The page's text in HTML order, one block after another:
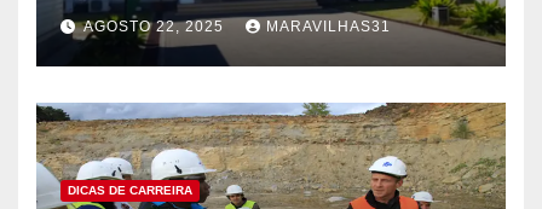
2024 devido à crise pós-
eleitoral!
AGOSTO 22, 2025 MARAVILHAS31
DICAS DE CARREIRA